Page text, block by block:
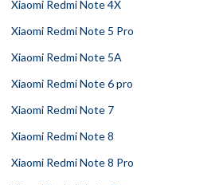
Xiaomi Redmi Note 4X
Xiaomi Redmi Note 5 Pro
Xiaomi Redmi Note 5A
Xiaomi Redmi Note 6 pro
Xiaomi Redmi Note 7
Xiaomi Redmi Note 8
Xiaomi Redmi Note 8 Pro